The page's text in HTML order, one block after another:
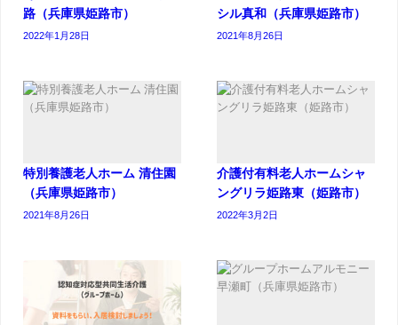
路（兵庫県姫路市）
2022年1月28日
シル真和（兵庫県姫路市）
2021年8月26日
特別養護老人ホーム 清住園
（兵庫県姫路市）
2021年8月26日
介護付有料老人ホームシャ
ングリラ姫路東（姫路市）
2022年3月2日